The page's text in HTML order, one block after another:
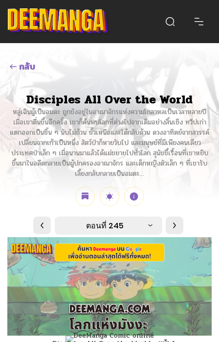
กลับ
Disciples All Over the World
หลู่เฉินผู้เป็นอมตะ ถูกขังอยู่ในอาณาจักรแห่งความโกลาหลเป็นเวลาหลายปี
เมื่อเขาตื่นขึ้นอีกครั้ง เขาก็ค้นพบโลกที่ต่างไปจากเดิมอย่างสิ้นเชิง ทวีปเก่า
แตกออกเป็นชิ้น ๆ นับไม่ถ้วน ขั้วเหนือและใต้กลับด้าน ดวงอาทิตย์จากสวรรค์
เปลี่ยนจากเก้าเป็นหนึ่ง สัตว์ป่าก็หายวับไป และมนุษย์ที่มีเพียงคนเดียว
ประเทศป่าเล็ก ๆ เมื่อนานมาแล้วได้แผ่ขยายไปทั่วโลก สุนัขขี้เรื้อนที่เขาหยิบ
ขึ้นมาในอดีตกลายเป็นผู้ปกครองอาณาจักร และเด็กหญิงตัวเล็ก ๆ ที่เขารับ
เลี้ยงกลับกลายเป็นอมตะ…
ตอนที่ 245